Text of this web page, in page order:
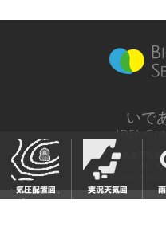
いで
IDEA
気象庁長
All
Copyright(c) 2003-